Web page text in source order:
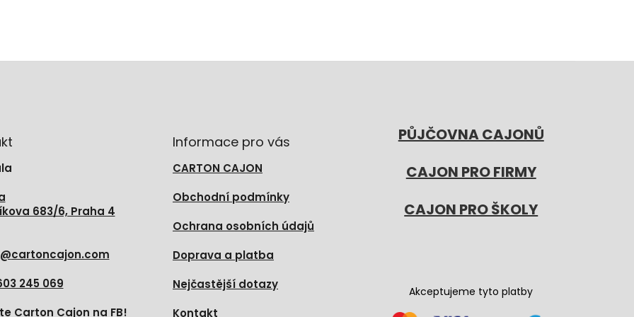
683/6, Praha 4
@cartoncajon.com
245 069
Carton Cajon na FB!
Informace pro vás
CARTON CAJON
Obchodní podmínky
Ochrana osobních údajů
Doprava a platba
Nejčastější dotazy
Kontakt
PŮJČOVNA CAJONŮ
CAJON PRO FIRMY
CAJON PRO ŠKOLY
Akceptujeme tyto platby